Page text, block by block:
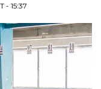
- 15:37